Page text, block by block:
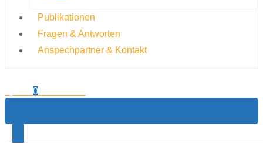
Publikationen
Fragen & Antworten
Anspechpartner & Kontakt
0